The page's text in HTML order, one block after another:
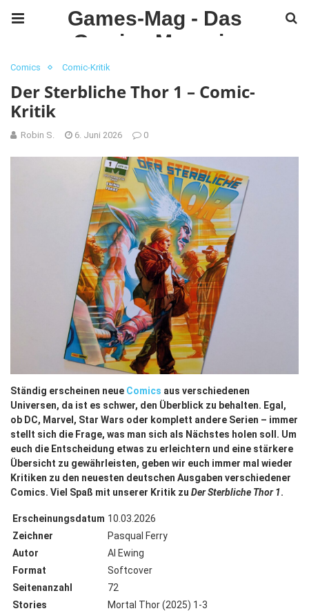
Games-Mag - Das
Gaming Magazin
Comics Comic-Kritik
Der Sterbliche Thor 1 – Comic-
Kritik
Robin S. 6. Juni 2026 0
Ständig erscheinen neue Comics aus verschiedenen
Universen, da ist es schwer, den Überblick zu behalten. Egal,
ob DC, Marvel, Star Wars oder komplett andere Serien – immer
stellt sich die Frage, was man sich als Nächstes holen soll. Um
euch die Entscheidung etwas zu erleichtern und eine stärkere
Übersicht zu gewährleisten, geben wir euch immer mal wieder
Kritiken zu den neuesten deutschen Ausgaben verschiedener
Comics. Viel Spaß mit unserer Kritik zu Der Sterbliche Thor 1.
Erscheinungsdatum 10.03.2026
Zeichner
Pasqual Ferry
Autor
Al Ewing
Format
Softcover
Seitenanzahl
72
Stories
Mortal Thor (2025) 1-3